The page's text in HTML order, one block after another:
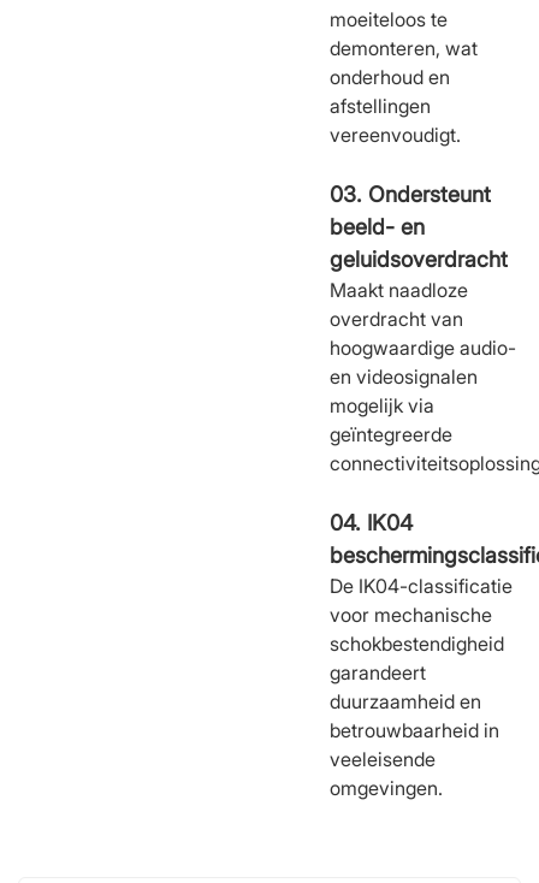
moeiteloos te
demonteren, wat
onderhoud en
afstellingen
vereenvoudigt.
03. Ondersteunt
beeld- en
geluidsoverdracht
Maakt naadloze
overdracht van
hoogwaardige audio-
en videosignalen
mogelijk via
geïntegreerde
04. IK04
De IK04-classificatie
voor mechanische
schokbestendigheid
garandeert
duurzaamheid en
betrouwbaarheid in
veeleisende
omgevingen.